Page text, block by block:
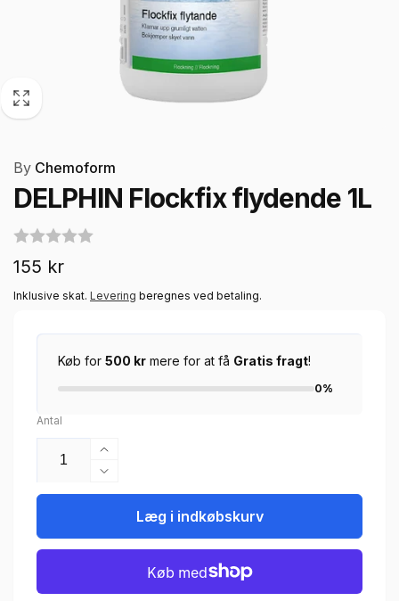
By Chemoform
DELPHIN Flockfix flydende 1L
Normalpris
155 kr
Inklusive skat. Levering beregnes ved betaling.
Køb for 500 kr mere for at få Gratis fragt!
0%
Antal
Øg
antallet
for
DELPHIN
flydende
Reducer
antallet
DELPHIN
Flockfix
flydende
1L
Læg i indkøbskurv